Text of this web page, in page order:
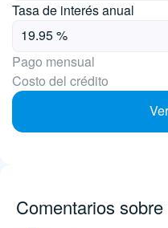
Tasa de interés anual
Pago mensual
Costo del crédito
Comentarios